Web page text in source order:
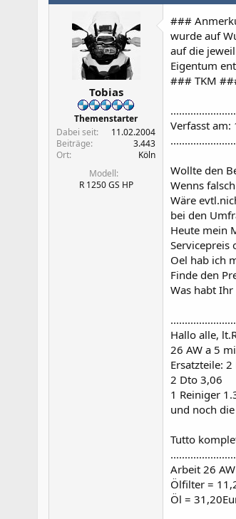
Tobias
Themenstarter
Dabei seit
11.02.2004
Beiträge
3.443
Ort
Köln
Modell
R 1250 GS HP
###
wurde auf
auf die
Eigentum
### TKM
Verfasst am:
Wollte den
Wenns
Wäre
bei den
Heute mein
Servicepreis
Oel hab ich
Finde den
Was habt Ihr
Hallo alle,
26 AW a 5
Ersatzteile:
2 Dto 3,06
1 Reiniger
und noch
Tutto
Arbeit 26
Ölfilter =
Öl =